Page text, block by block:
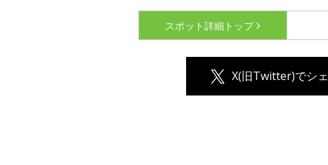
スポット詳細 トップ
X(旧Twitter)でシ